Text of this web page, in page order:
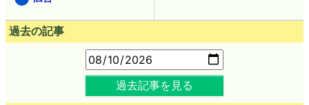
過去の記事
過去記事を見る